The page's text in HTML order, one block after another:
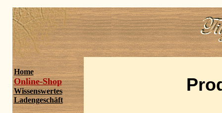
Home
Online-Shop
Wissenswertes
Ladengeschäft